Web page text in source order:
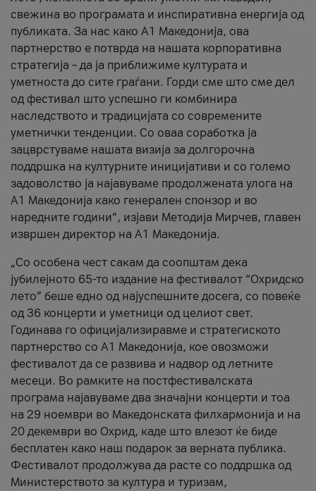
свежина во програмата и инспиративна енергија од
публиката. За нас како A1 Македонија, ова
партнерство е потврда на нашата корпоративна
стратегија – да ја приближиме културата и
уметноста до сите граѓани. Горди сме што сме дел
од фестивал што успешно ги комбинира
наследството и традицијата со современите
уметнички тенденции. Со оваа соработка ја
зацврстуваме нашата визија за долгорочна
поддршка на културните иницијативи и со големо
задоволство ја најавуваме продолжената улога на
A1 Македонија како генерален спонзор и во
наредните години“, изјави Методија Мирчев, главен
извршен директор на A1 Македонија.
„Со особена чест сакам да соопштам дека
јубилејното 65-то издание на фестивалот “Охридско
лето” беше едно од најуспешните досега, со повеќе
од 36 концерти и уметници од целиот свет.
Годинава го официјализиравме и стратегиското
партнерство со А1 Македонија, кое овозможи
фестивалот да се развива и надвор од летните
месеци. Во рамките на постфестивалската
програма најавуваме два значајни концерти и тоа
на 29 ноември во Македонската филхармонија и на
20 декември во Охрид, каде што влезот ќе биде
бесплатен како наш подарок за верната публика.
Фестивалот продолжува да расте со поддршка од
Министерството за култура и туризам,